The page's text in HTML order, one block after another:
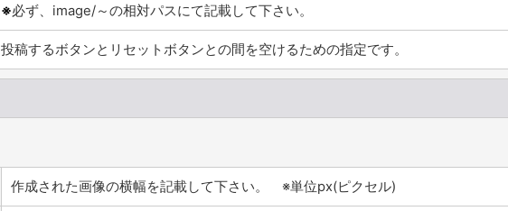
※必ず、image/～の相対パスにて記載して下さい。
投稿するボタンとリセットボタンとの間を空けるための指定です。
作成された画像の横幅を記載して下さい。 ※単位px(ピクセル)